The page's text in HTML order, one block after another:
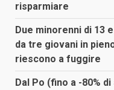
risparmiare
Due minorenni di 13
da tre giovani in
riescono a fuggire
Dal Po (fino a -80%